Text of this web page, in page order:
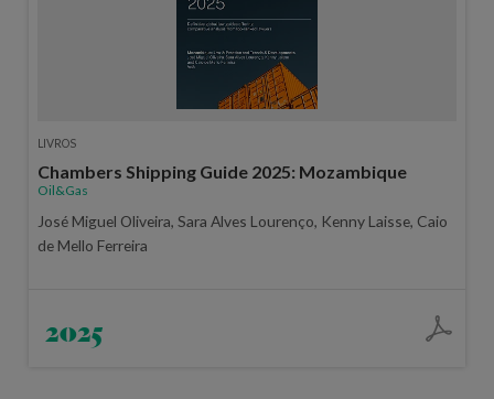
LIVROS
Chambers Shipping Guide 2025: Mozambique
Oil&Gas
José Miguel Oliveira, Sara Alves Lourenço, Kenny Laisse, Caio
de Mello Ferreira
2025